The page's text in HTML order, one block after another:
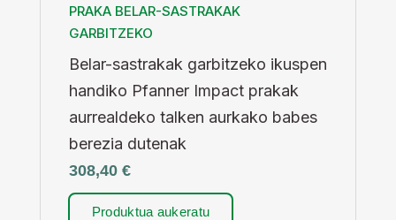
PRAKA BELAR-SASTRAKAK
GARBITZEKO
Belar-sastrakak garbitzeko ikuspen
handiko Pfanner Impact prakak
aurrealdeko talken aurkako babes
berezia dutenak
308,40 €
Produktua aukeratu